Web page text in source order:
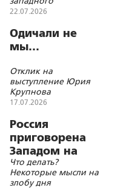
обывателя перед
22.07.2026
Одичали не
мы…
Отклик на
выступление Юрия
Крупнова
17.07.2026
Россия
приговорена
Западом на
заклание
Что делать?
Некоторые мысли на
злобу дня